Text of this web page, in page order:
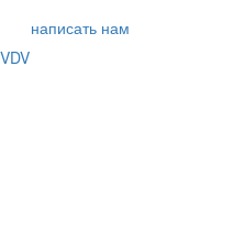
написать нам
VDV